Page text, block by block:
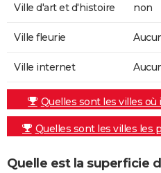
Ville d'art et d'histoire non
Ville fleurie
Ville internet
Quelles sont les villes où
Quelles sont les villes les
Quelle est la superficie